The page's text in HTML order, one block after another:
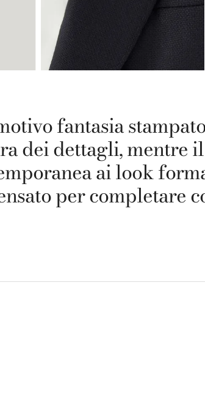
fantasia
dei dettagli, mentre
ai look
per completare